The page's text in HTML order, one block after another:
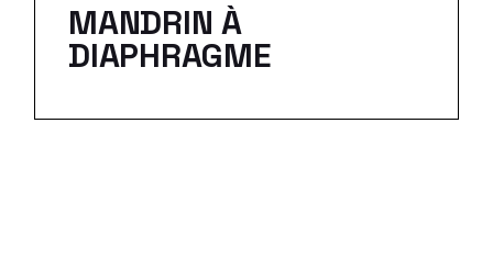
MANDRIN À
DIAPHRAGME